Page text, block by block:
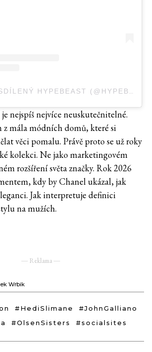
PŘÍSPĚVEK SDÍLENÝ HYPEBEAST (@HYPEBEAST)
nejspíš nejvíce neuskutečnitelné.
z mála módních domů, které si
věci pomalu. Právě proto se už roky
kolekci. Ne jako marketingovém
rozšíření světa značky. Rok 2026
kdy by Chanel ukázal, jak
Jak interpretuje definici
na mužích.
― Reklama ―
Wrbik
#HediSlimane
#JohnGalliano
#OlsenSisters #socialsites